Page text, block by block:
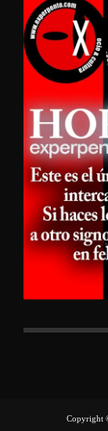
Copyright